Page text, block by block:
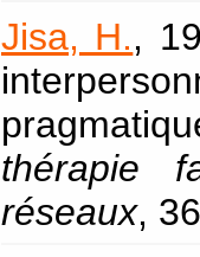
Jisa, H.,
thérapie
réseaux,